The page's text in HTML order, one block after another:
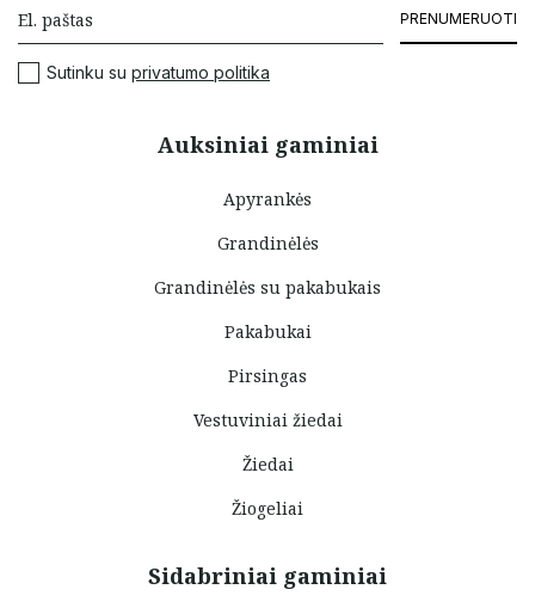
Auksiniai gaminiai
Apyrankės
Grandinėlės
Grandinėlės su pakabukais
Pakabukai
Pirsingas
Vestuviniai žiedai
Žiedai
Žiogeliai
Sidabriniai gaminiai
PRENUMERUOTI
Sutinku su privatumo politika